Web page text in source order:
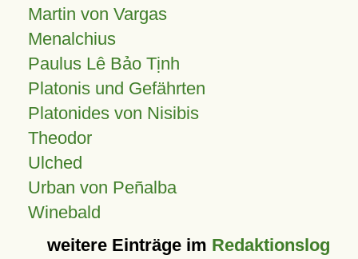
Martin von Vargas
Menalchius
Paulus Lê Bảo Tịnh
Platonis und Gefährten
Platonides von Nisibis
Theodor
Ulched
Urban von Peñalba
Winebald
weitere Einträge im Redaktionslog